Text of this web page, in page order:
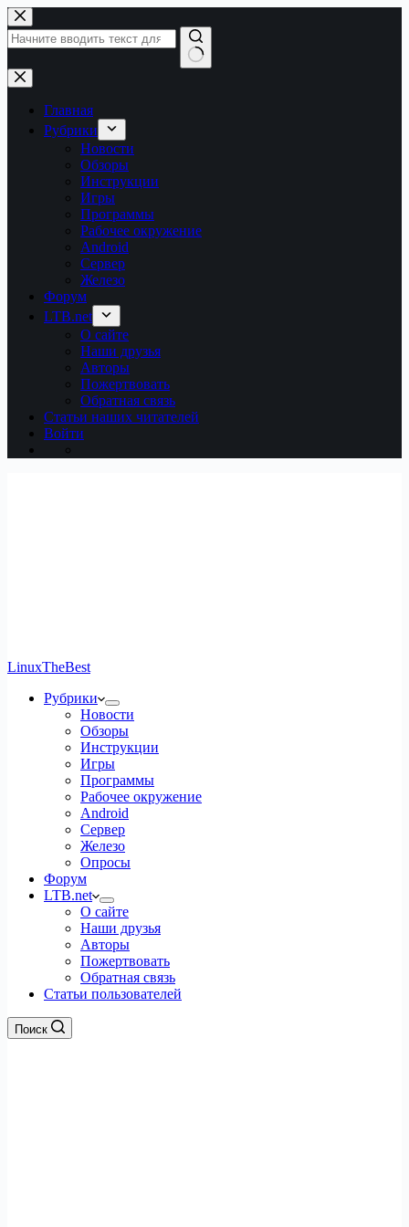
Перейти
к
сути
Ничего
не
найденоГлавная
Рубрики
Новости
Обзоры
Инструкции
Игры
Программы
Рабочее окружение
Android
Сервер
Железо
Форум
LTB.net
О сайте
Наши друзья
Авторы
Пожертвовать
Обратная связь
Статьи наших читателей
Войти
LinuxTheBest
Рубрики
Новости
Обзоры
Инструкции
Игры
Программы
Рабочее окружение
Android
Сервер
Железо
Опросы
Форум
LTB.net
О сайте
Наши друзья
Авторы
Пожертвовать
Обратная связь
Статьи пользователей
Поиск